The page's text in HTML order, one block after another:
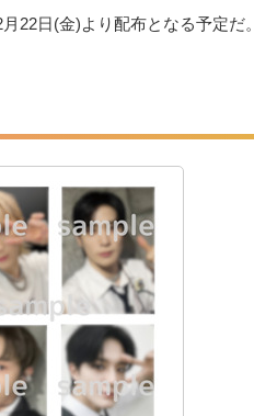
22日(金)より配布となる予定だ。